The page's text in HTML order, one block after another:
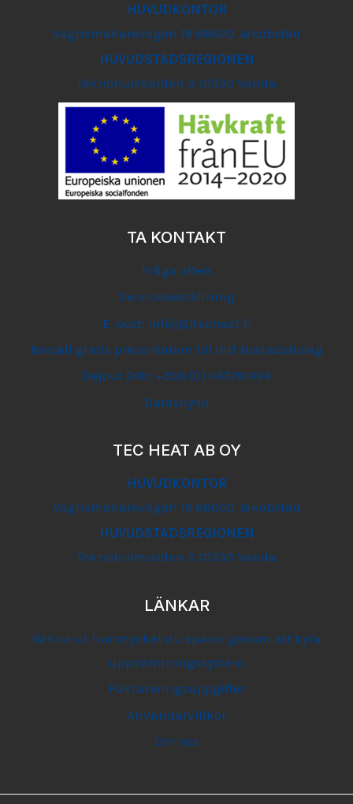
HUVUDKONTOR
Vagnsmakarevägen 19 68600 Jakobstad
HUVUDSTADSREGIONEN
Teknobulevarden 3 01530 Vanda
TA KONTAKT
Fråga offert
Servicebeställning
E-post: info(@)techeat.fi
Beställ gratis presentation till ditt bostadsbolag
Dejour 24h: +358 (0) 447291494
Dataskydd
TEC HEAT AB OY
HUVUDKONTOR
Vagnsmakarevägen 19 68600 Jakobstad
HUVUDSTADSREGIONEN
Teknobulevarden 3 01530 Vanda
LÄNKAR
Räkna ut hur mycket du sparar genom att byta
uppvärmningssystem
Faktureringsuppgifter
Användarvillkor
Om oss